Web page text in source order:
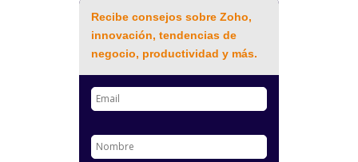
Recibe consejos sobre Zoho,
innovación, tendencias de
negocio, productividad y más.